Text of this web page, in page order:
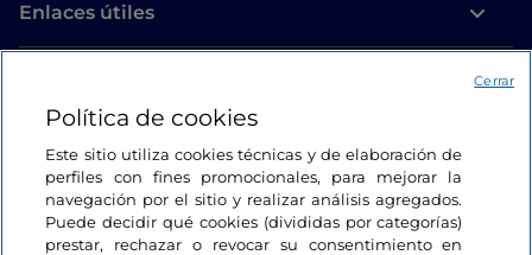
Enlaces útiles
Estamos en contacto
Política de cookies
Este sitio utiliza cookies técnicas y de elaboración de
perfiles con fines promocionales, para mejorar la
navegación por el sitio y realizar análisis agregados.
Puede decidir qué cookies (divididas por categorías)
prestar, rechazar o revocar su consentimiento en
Cerrar